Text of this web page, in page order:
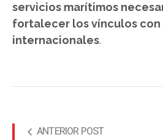
servicios marítimos
fortalecer los vínculos
internacionales.
ANTERIOR POST